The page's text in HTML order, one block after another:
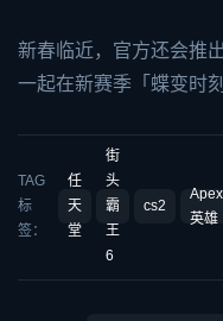
新春临近，官方还会推
一起在新赛季「蝶变时
TAG
标
签：
任
天
堂
街
头
霸
王
6
cs2
Apex
英雄